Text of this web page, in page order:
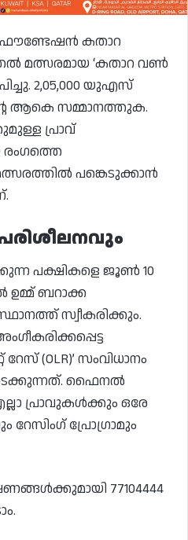
ഫൗണ്ടേഷൻ കതാറ
മത്സരമായ ‘കതാറ വൺ
2,05,000 യുഎസ്
ആകെ സമ്മാനത്തുക.
പ്രാവ്
പങ്കെടുക്കാൻ
പക്ഷികളെ ജൂൺ 10
ഉമ്മ് ബറാക്ക
സ്വീകരിക്കും.
(OLR)’ സംവിധാനം
നടക്കുന്നത്. ഫൈനൽ
പ്രാവുകൾക്കും ഒരേ
റേസിംഗ് പ്രോഗ്രാമും
77104444